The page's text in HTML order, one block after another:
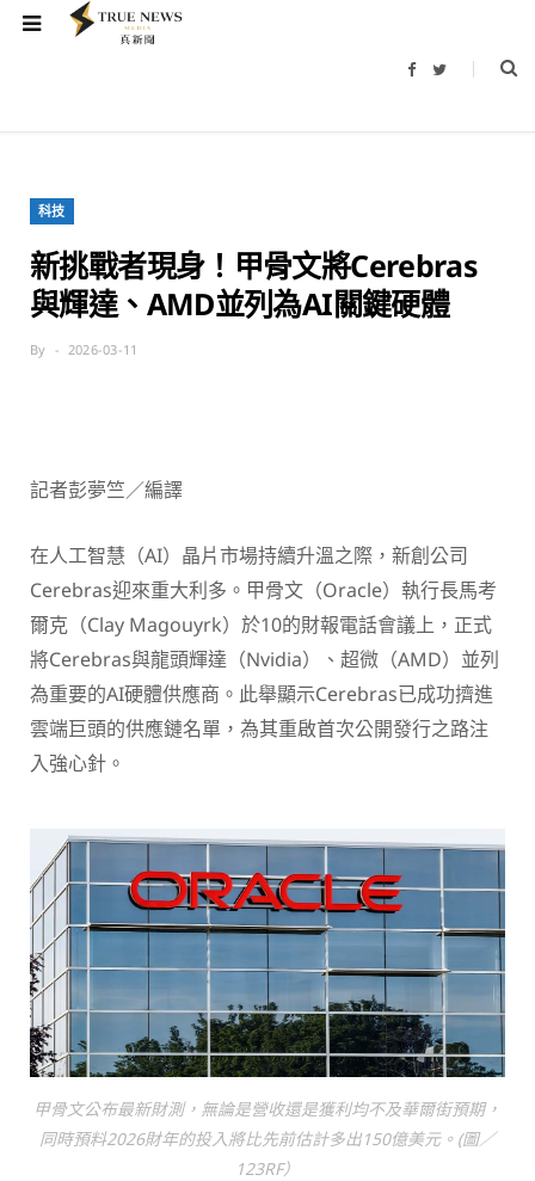
F
b
T
t
科技
新挑戰者現身！甲骨文將Cerebras
與輝達、AMD並列為AI關鍵硬體
By 2026-03-11
記者彭夢竺／編譯
在人工智慧（AI）晶片市場持續升溫之際，新創公司
Cerebras迎來重大利多。甲骨文（Oracle）執行長馬考
爾克（Clay Magouyrk）於10的財報電話會議上，正式
將Cerebras與龍頭輝達（Nvidia）、超微（AMD）並列
為重要的AI硬體供應商。此舉顯示Cerebras已成功擠進
雲端巨頭的供應鏈名單，為其重啟首次公開發行之路注
入強心針。
甲骨文公布最新財測，無論是營收還是獲利均不及華爾街預期，
同時預料2026財年的投入將比先前估計多出150億美元。(圖／
123RF）